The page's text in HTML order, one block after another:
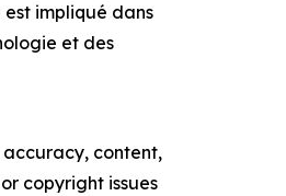
impliqué dans
et des
content,
copyright issues